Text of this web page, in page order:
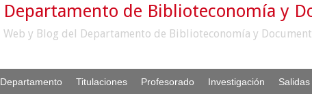
Departamento de Biblioteconomía y
Web y Blog del Departamento de Biblioteconomía y
Departamento Titulaciones Profesorado Investigación